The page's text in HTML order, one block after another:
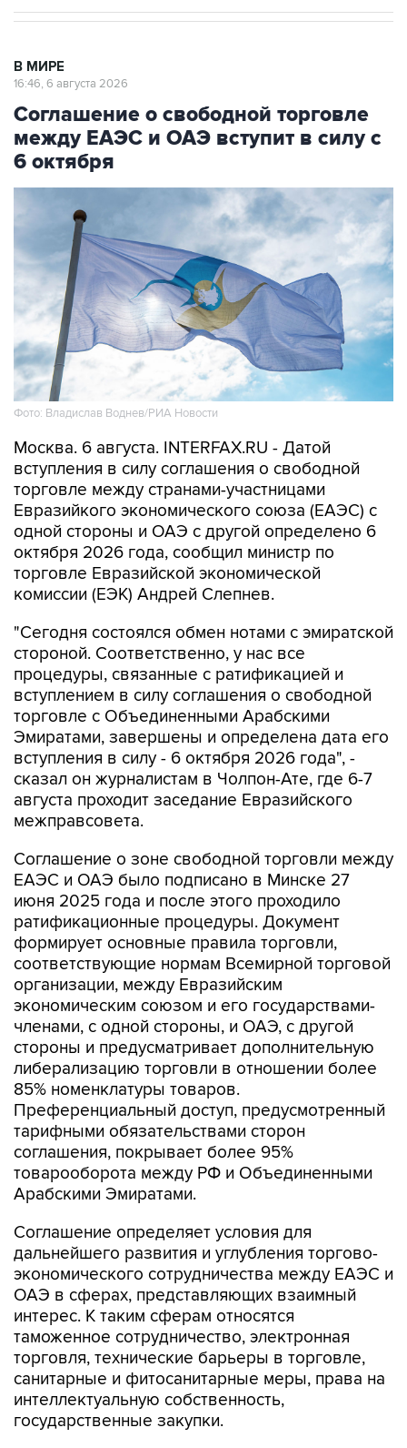
В МИРЕ
16:46, 6 августа 2026
Соглашение о свободной торговле
между ЕАЭС и ОАЭ вступит в силу с
6 октября
Фото: Владислав Воднев/РИА Новости
Москва. 6 августа. INTERFAX.RU - Датой
вступления в силу соглашения о свободной
торговле между странами-участницами
Евразийкого экономического союза (ЕАЭС) с
одной стороны и ОАЭ с другой определено 6
октября 2026 года, сообщил министр по
торговле Евразийской экономической
комиссии (ЕЭК) Андрей Слепнев.
"Сегодня состоялся обмен нотами с эмиратской
стороной. Соответственно, у нас все
процедуры, связанные с ратификацией и
вступлением в силу соглашения о свободной
торговле с Объединенными Арабскими
Эмиратами, завершены и определена дата его
вступления в силу - 6 октября 2026 года", -
сказал он журналистам в Чолпон-Ате, где 6-7
августа проходит заседание Евразийского
межправсовета.
Соглашение о зоне свободной торговли между
ЕАЭС и ОАЭ было подписано в Минске 27
июня 2025 года и после этого проходило
ратификационные процедуры. Документ
формирует основные правила торговли,
соответствующие нормам Всемирной торговой
организации, между Евразийским
экономическим союзом и его государствами-
членами, с одной стороны, и ОАЭ, с другой
стороны и предусматривает дополнительную
либерализацию торговли в отношении более
85% номенклатуры товаров.
Преференциальный доступ, предусмотренный
тарифными обязательствами сторон
соглашения, покрывает более 95%
товарооборота между РФ и Объединенными
Арабскими Эмиратами.
Соглашение определяет условия для
дальнейшего развития и углубления торгово-
экономического сотрудничества между ЕАЭС и
ОАЭ в сферах, представляющих взаимный
интерес. К таким сферам относятся
таможенное сотрудничество, электронная
торговля, технические барьеры в торговле,
санитарные и фитосанитарные меры, права на
интеллектуальную собственность,
государственные закупки.